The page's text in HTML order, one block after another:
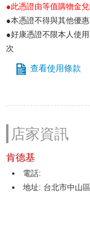
●此憑證由等值購物金兌
●本憑證不得與其他優
●好康憑證不限本人使
次
查看使用條款
店家資訊
肯德基
電話:
地址: 台北市中山